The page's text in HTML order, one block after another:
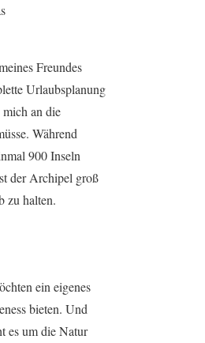
Freundes
Urlaubsplanung
an die
Während
900 Inseln
der Archipel groß
zu halten.
ein eigenes
bieten. Und
es um die Natur